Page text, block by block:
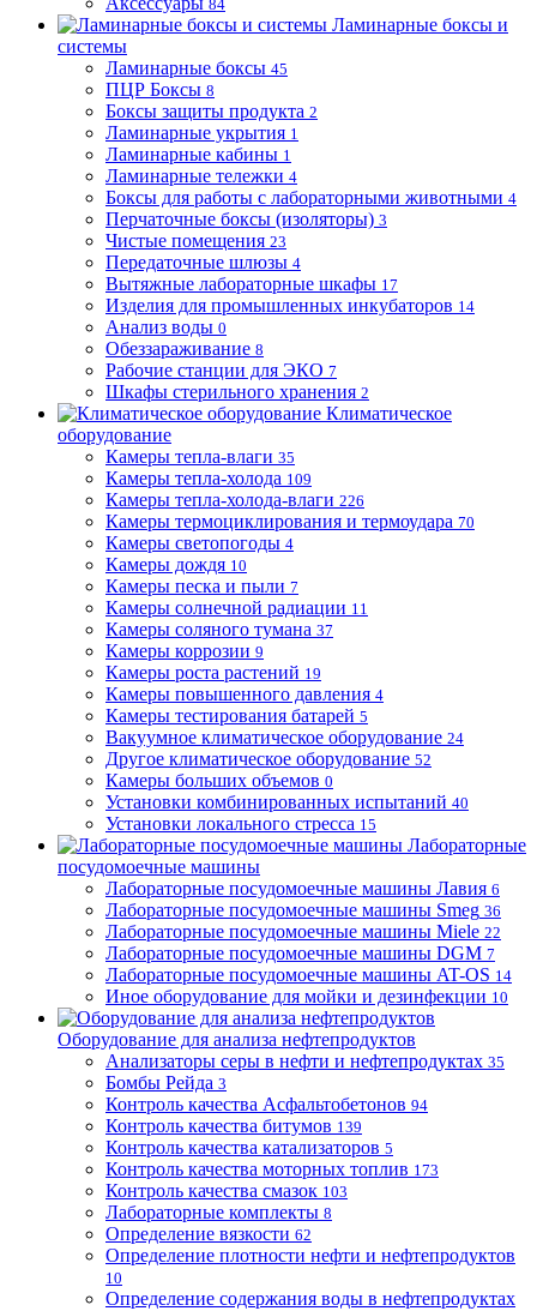
84
Ламинарные боксы и
системы
Ламинарные боксы 45
ПЦР Боксы 8
Боксы защиты продукта 2
Ламинарные укрытия 1
Ламинарные кабины 1
Ламинарные тележки 4
Боксы для работы с лабораторными животными 4
Перчаточные боксы (изоляторы) 3
Чистые помещения 23
Передаточные шлюзы 4
Вытяжные лабораторные шкафы 17
Изделия для промышленных инкубаторов 14
Анализ воды 0
Обеззараживание 8
Рабочие станции для ЭКО 7
Шкафы стерильного хранения 2
Климатическое
оборудование
Камеры тепла-влаги 35
Камеры тепла-холода 109
Камеры тепла-холода-влаги 226
Камеры термоциклирования и термоудара 70
Камеры светопогоды 4
Камеры дождя 10
Камеры песка и пыли 7
Камеры солнечной радиации 11
Камеры соляного тумана 37
Камеры коррозии 9
Камеры роста растений 19
Камеры повышенного давления 4
Камеры тестирования батарей 5
Вакуумное климатическое оборудование 24
Другое климатическое оборудование 52
Камеры больших объемов 0
Установки комбинированных испытаний 40
Установки локального стресса 15
Лабораторные
посудомоечные машины
Лабораторные посудомоечные машины Лавия 6
Лабораторные посудомоечные машины Smeg 36
Лабораторные посудомоечные машины Miele 22
Лабораторные посудомоечные машины DGM 7
Лабораторные посудомоечные машины AT-OS 14
Иное оборудование для мойки и дезинфекции 10
Оборудование для анализа нефтепродуктов
Анализаторы серы в нефти и нефтепродуктах 35
Бомбы Рейда 3
Контроль качества Асфальтобетонов 94
Контроль качества битумов 139
Контроль качества катализаторов 5
Контроль качества моторных топлив 173
Контроль качества смазок 103
Лабораторные комплекты 8
Определение вязкости 62
Определение плотности нефти и нефтепродуктов
10
Определение содержания воды в нефтепродуктах